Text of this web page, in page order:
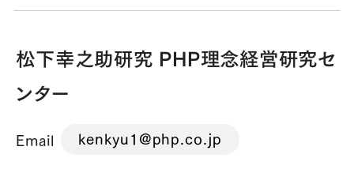
松下幸之助研究 PHP理念経営研究セ
ンター
Email kenkyu1@php.co.jp